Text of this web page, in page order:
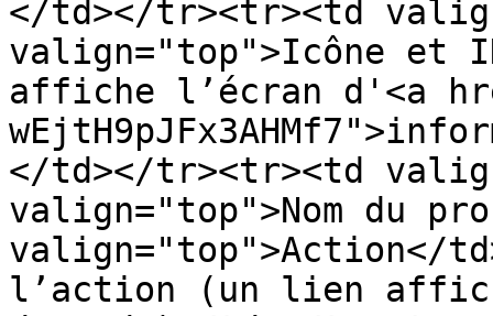
</td></tr><tr><td
valign="top">Icône et
affiche l’écran d'<a
</td></tr><tr><td
valign="top">Nom du
valign="top">Action</
l’action (un lien